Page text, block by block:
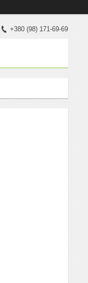
+380 (98) 171-69-69